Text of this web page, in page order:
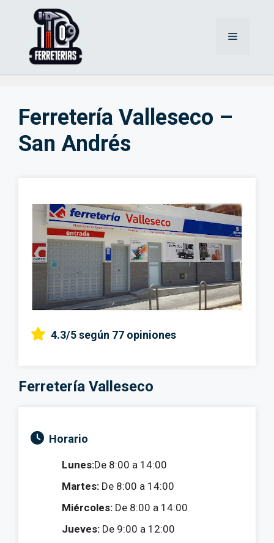
Menú
Ferretería Valleseco –
San Andrés
4.3/5según 77 opiniones
Ferretería Valleseco
Horario
Lunes:De 8:00 a 14:00
Martes: De 8:00 a 14:00
Miércoles: De 8:00 a 14:00
Jueves: De 9:00 a 12:00